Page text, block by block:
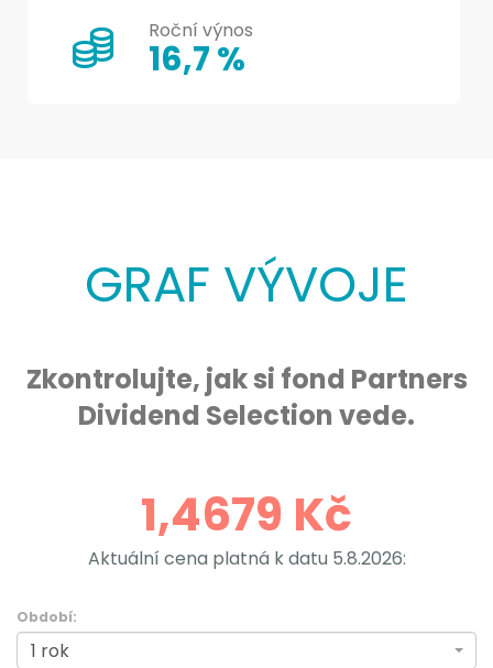
Roční výnos
16,7 %
GRAF VÝVOJE
Zkontrolujte, jak si fond Partners
Dividend Selection vede.
1,4679 Kč
Aktuální cena platná k datu 5.8.2026:
Období:
1 rok